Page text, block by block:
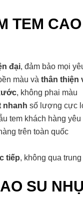
TEM
đại, đảm bảo mọi
màu và thân thiện
, không phai màu
nhanh số lượng cực
tem khách hàng yêu
trên toàn quốc
tiếp, không qua
SU